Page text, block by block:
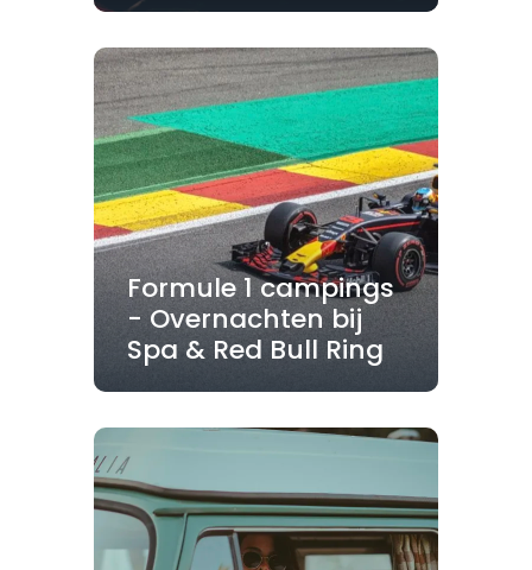
Formule 1 campings
- Overnachten bij
Spa & Red Bull Ring